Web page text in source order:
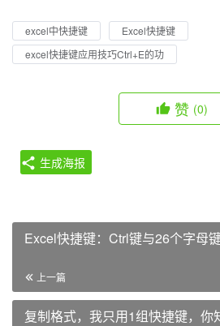
excel中快捷键
Excel快捷键
excel快捷键应用技巧Ctrl+E的功
赞 (0)
生成海报
Excel快捷键：Ctrl键与26个字母
上一篇
复制格式，我只用1组快捷键，你